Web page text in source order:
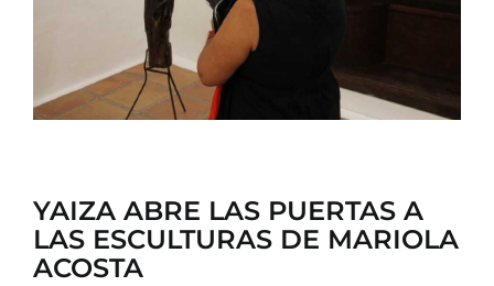
YAIZA ABRE LAS PUERTAS A
LAS ESCULTURAS DE MARIOLA
ACOSTA